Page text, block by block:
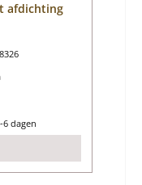
afdichting
dagen